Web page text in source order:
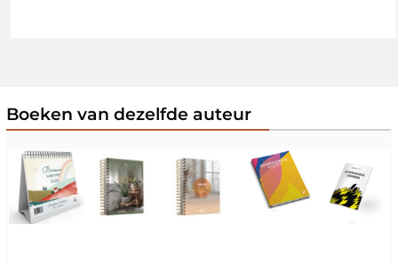
Boeken van dezelfde auteur